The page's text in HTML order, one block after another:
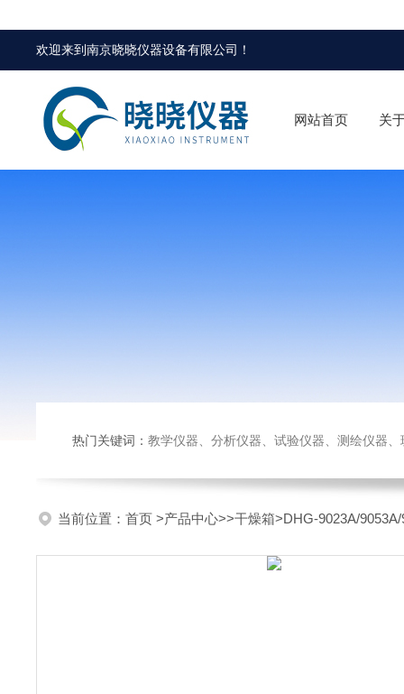
欢迎来到南京晓晓仪器设备有限公司 ！
网站首页 关
热门关键词： 教学仪器、分析仪器、试验仪器、测绘仪器、玻璃仪
当前位置： 首页 >产品中心>>干燥箱>DHG-9023A/